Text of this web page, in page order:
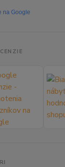
na Google